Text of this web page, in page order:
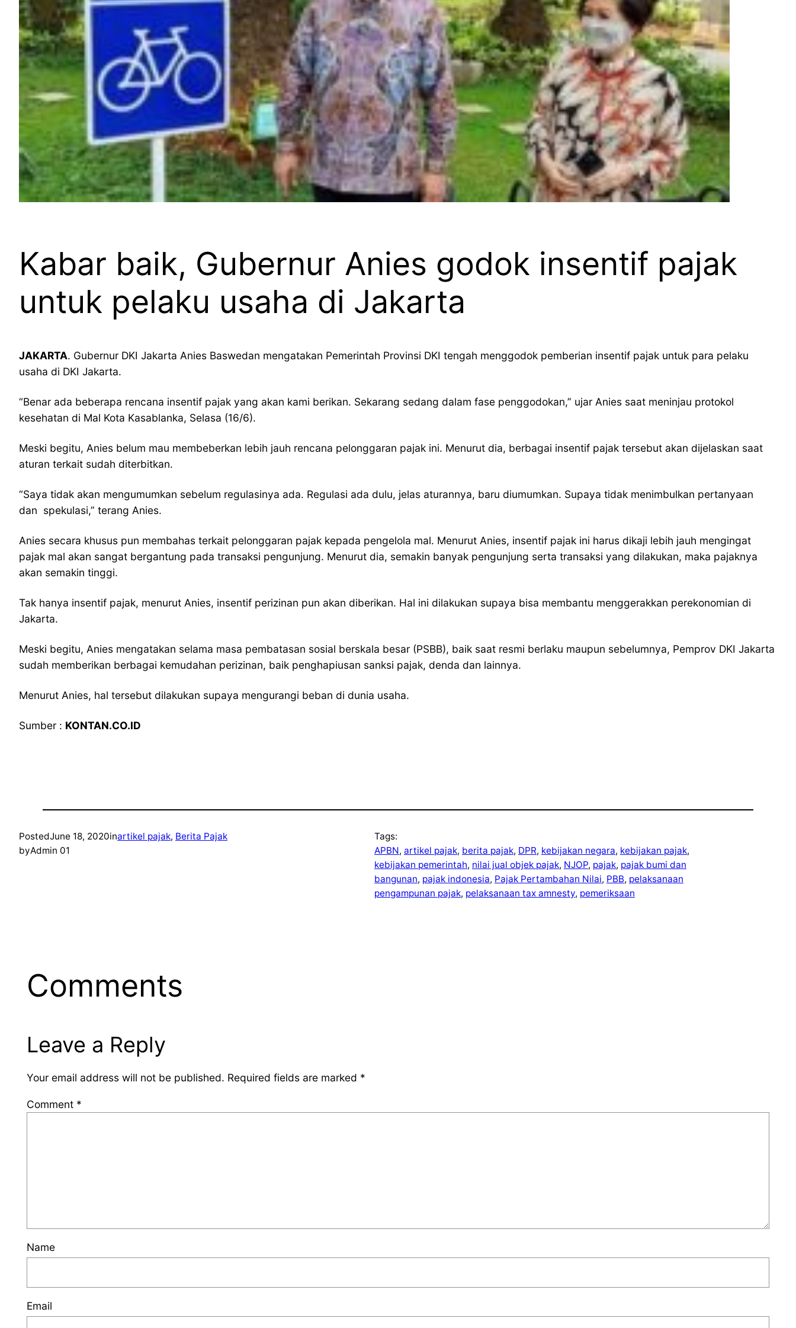
Kabar baik, Gubernur Anies godok insentif pajak
untuk pelaku usaha di Jakarta
JAKARTA. Gubernur DKI Jakarta Anies Baswedan mengatakan Pemerintah Provinsi DKI tengah menggodok pemberian insentif pajak untuk para pelaku
usaha di DKI Jakarta.
“Benar ada beberapa rencana insentif pajak yang akan kami berikan. Sekarang sedang dalam fase penggodokan,” ujar Anies saat meninjau protokol
kesehatan di Mal Kota Kasablanka, Selasa (16/6).
Meski begitu, Anies belum mau membeberkan lebih jauh rencana pelonggaran pajak ini. Menurut dia, berbagai insentif pajak tersebut akan dijelaskan saat
aturan terkait sudah diterbitkan.
“Saya tidak akan mengumumkan sebelum regulasinya ada. Regulasi ada dulu, jelas aturannya, baru diumumkan. Supaya tidak menimbulkan pertanyaan
dan spekulasi,” terang Anies.
Anies secara khusus pun membahas terkait pelonggaran pajak kepada pengelola mal. Menurut Anies, insentif pajak ini harus dikaji lebih jauh mengingat
pajak mal akan sangat bergantung pada transaksi pengunjung. Menurut dia, semakin banyak pengunjung serta transaksi yang dilakukan, maka pajaknya
akan semakin tinggi.
Tak hanya insentif pajak, menurut Anies, insentif perizinan pun akan diberikan. Hal ini dilakukan supaya bisa membantu menggerakkan perekonomian di
Jakarta.
Meski begitu, Anies mengatakan selama masa pembatasan sosial berskala besar (PSBB), baik saat resmi berlaku maupun sebelumnya, Pemprov DKI Jakarta
sudah memberikan berbagai kemudahan perizinan, baik penghapiusan sanksi pajak, denda dan lainnya.
Menurut Anies, hal tersebut dilakukan supaya mengurangi beban di dunia usaha.
Sumber : KONTAN.CO.ID
PostedJune 18, 2020inartikel pajak, Berita Pajak
byAdmin 01
Tags:
APBN, artikel pajak, berita pajak, DPR, kebijakan negara, kebijakan pajak
kebijakan pemerintah, nilai jual objek pajak, NJOP, pajak, pajak bumi dan
bangunan, pajak indonesia, Pajak Pertambahan Nilai, PBB, pelaksanaan
pengampunan pajak, pelaksanaan tax amnesty, pemeriksaan
Comments
Leave a Reply
Your email address will not be published. Required fields are marked *
Comment *
Name
Email